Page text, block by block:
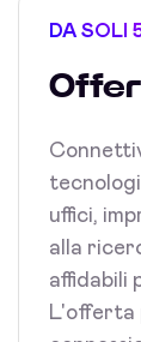
DA SOLI
uffici,
alla
affidabili
L'offerta